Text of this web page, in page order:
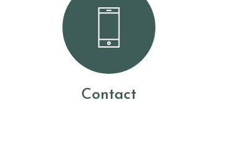
Contact